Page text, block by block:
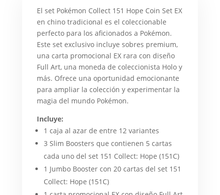
El set Pokémon Collect 151 Hope Coin Set EX
en chino tradicional es el coleccionable
perfecto para los aficionados a Pokémon.
Este set exclusivo incluye sobres premium,
una carta promocional EX rara con diseño
Full Art, una moneda de coleccionista Holo y
más. Ofrece una oportunidad emocionante
para ampliar la colección y experimentar la
magia del mundo Pokémon.
Incluye:
1 caja al azar de entre 12 variantes
3 Slim Boosters que contienen 5 cartas
cada uno del set 151 Collect: Hope (151C)
1 Jumbo Booster con 20 cartas del set 151
Collect: Hope (151C)